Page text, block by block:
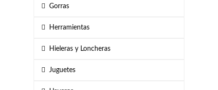
Gorras
Herramientas
Hieleras y Loncheras
Juguetes